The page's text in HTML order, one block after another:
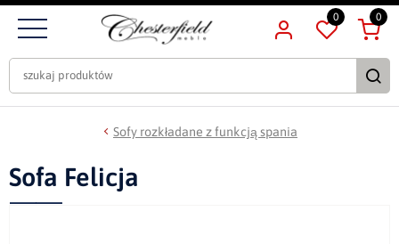
0 0
Sofy rozkładane z funkcją spania
Sofa Felicja